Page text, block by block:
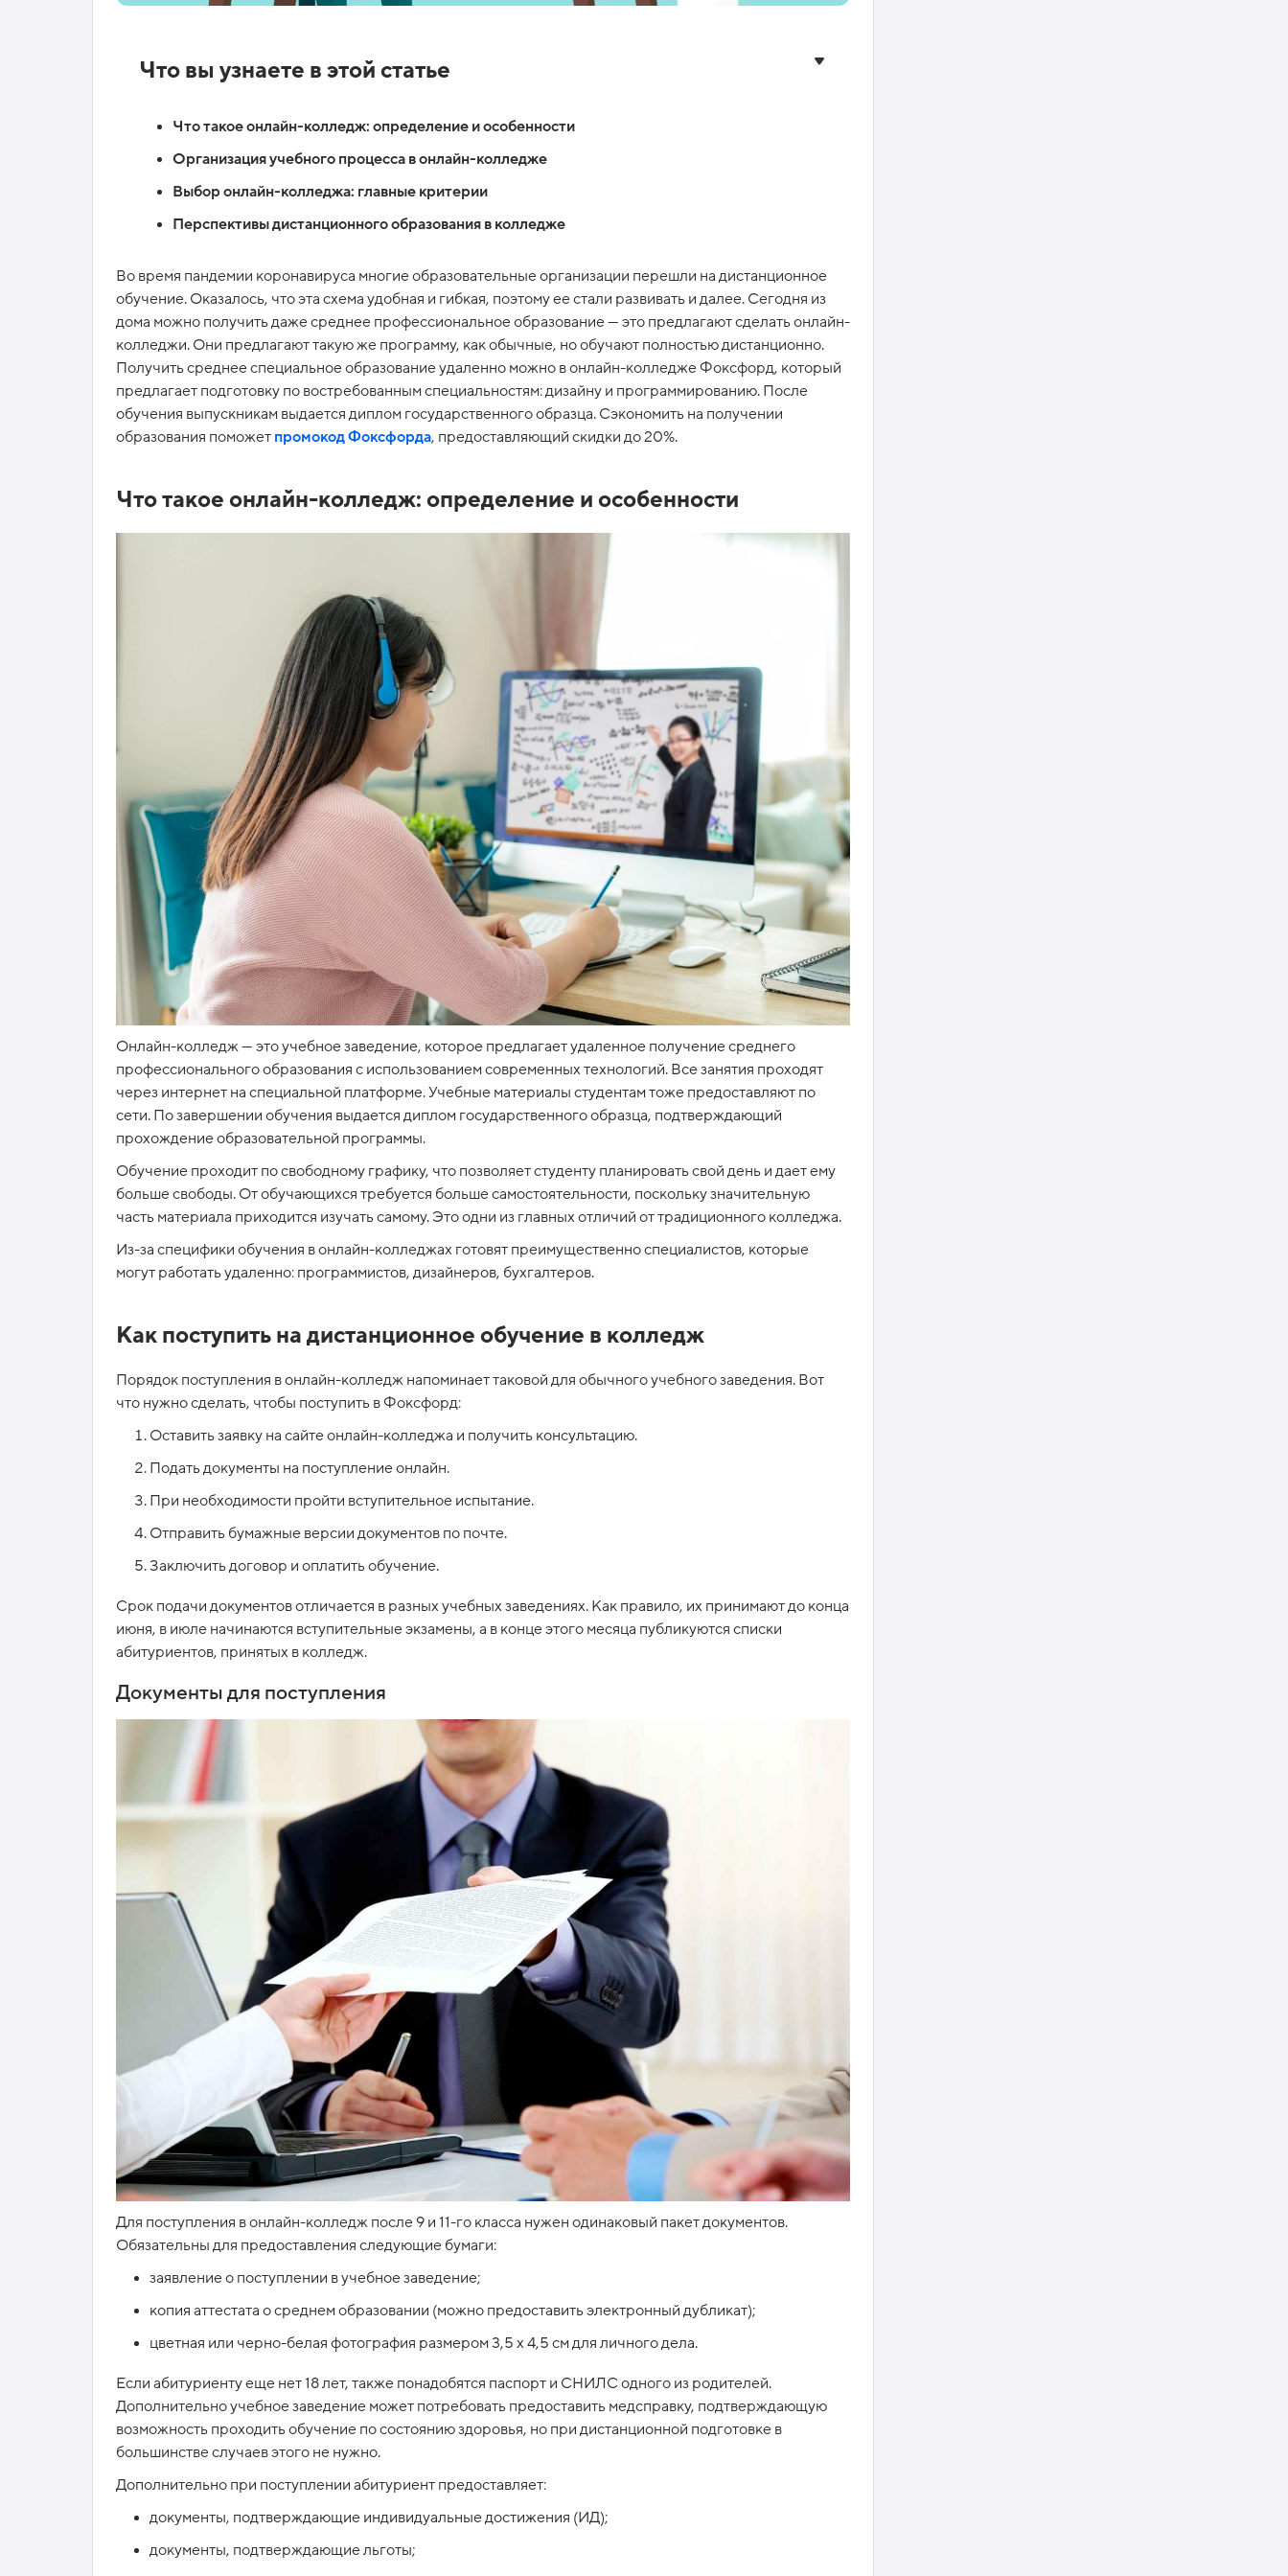
Что вы узнаете в этой статье
Что такое онлайн-колледж: определение и особенности
Организация учебного процесса в онлайн-колледже
Выбор онлайн-колледжа: главные критерии
Перспективы дистанционного образования в колледже
Во время пандемии коронавируса многие образовательные организации перешли на дистанционное
обучение. Оказалось, что эта схема удобная и гибкая, поэтому ее стали развивать и далее. Сегодня из
дома можно получить даже среднее профессиональное образование — это предлагают сделать онлайн-
колледжи. Они предлагают такую же программу, как обычные, но обучают полностью дистанционно.
Получить среднее специальное образование удаленно можно в онлайн-колледже Фоксфорд, который
предлагает подготовку по востребованным специальностям: дизайну и программированию. После
обучения выпускникам выдается диплом государственного образца. Сэкономить на получении
образования поможет промокод Фоксфорда, предоставляющий скидки до 20%.
Что такое онлайн-колледж: определение и особенности
Онлайн-колледж — это учебное заведение, которое предлагает удаленное получение среднего
профессионального образования с использованием современных технологий. Все занятия проходят
через интернет на специальной платформе. Учебные материалы студентам тоже предоставляют по
сети. По завершении обучения выдается диплом государственного образца, подтверждающий
прохождение образовательной программы.
Обучение проходит по свободному графику, что позволяет студенту планировать свой день и дает ему
больше свободы. От обучающихся требуется больше самостоятельности, поскольку значительную
часть материала приходится изучать самому. Это одни из главных отличий от традиционного колледжа.
Из-за специфики обучения в онлайн-колледжах готовят преимущественно специалистов, которые
могут работать удаленно: программистов, дизайнеров, бухгалтеров.
Как поступить на дистанционное обучение в колледж
Порядок поступления в онлайн-колледж напоминает таковой для обычного учебного заведения. Вот
что нужно сделать, чтобы поступить в Фоксфорд:
Оставить заявку на сайте онлайн-колледжа и получить консультацию.
Подать документы на поступление онлайн.
При необходимости пройти вступительное испытание.
Отправить бумажные версии документов по почте.
Заключить договор и оплатить обучение.
Срок подачи документов отличается в разных учебных заведениях. Как правило, их принимают до конца
июня, в июле начинаются вступительные экзамены, а в конце этого месяца публикуются списки
абитуриентов, принятых в колледж.
Документы для поступления
Для поступления в онлайн-колледж после 9 и 11-го класса нужен одинаковый пакет документов.
Обязательны для предоставления следующие бумаги:
заявление о поступлении в учебное заведение;
копия аттестата о среднем образовании (можно предоставить электронный дубликат);
цветная или черно-белая фотография размером 3,5 х 4,5 см для личного дела.
Если абитуриенту еще нет 18 лет, также понадобятся паспорт и СНИЛС одного из родителей.
Дополнительно учебное заведение может потребовать предоставить медсправку, подтверждающую
возможность проходить обучение по состоянию здоровья, но при дистанционной подготовке в
большинстве случаев этого не нужно.
Дополнительно при поступлении абитуриент предоставляет:
документы, подтверждающие индивидуальные достижения (ИД);
документы, подтверждающие льготы;